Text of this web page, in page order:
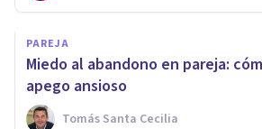
PAREJA
Miedo al abandono en pareja:
apego ansioso
Tomás Santa Cecilia